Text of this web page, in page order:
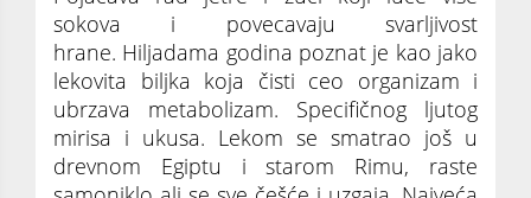
sokova i povecavaju svarljivost
hrane. Hiljadama godina poznat je kao jako
lekovita biljka koja čisti ceo organizam i
ubrzava metabolizam. Specifičnog ljutog
mirisa i ukusa. Lekom se smatrao još u
drevnom Egiptu i starom Rimu, raste